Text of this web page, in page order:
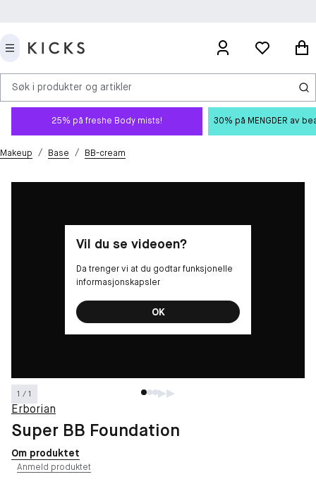
Søk i produkter og artikler
25% på freshe Body mists! 30% på MENGDER av
Makeup / Base / BB-cream
1 / 1
Vil du se videoen?
Da trenger vi at du godtar funksjonelle
informasjonskapsler
OK
Erborian
Super BB Foundation
Om produktet
Anmeld produktet